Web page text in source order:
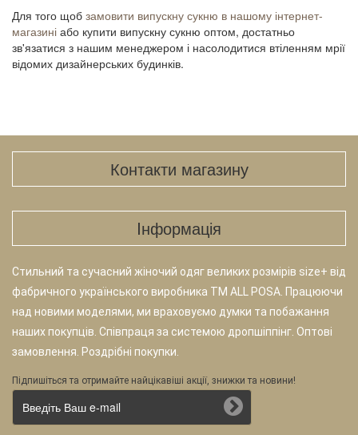
Для того щоб замовити випускну сукню в нашому інтернет-
магазині або купити випускну сукню оптом, достатньо
зв'язатися з нашим менеджером і насолодитися втіленням мрії
відомих дизайнерських будинків.
Контакти магазину
Iнформація
Стильний та сучасний жіночий одяг великих розмірів size+ від
фабричного українського виробника TM ALL POSA. Працюючи
над новими моделями, ми враховуємо думки та побажання
наших покупців. Співпраця за системою дропшіппінг. Оптові
замовлення. Роздрібні покупки.
Підпишіться та отримайте найцікавіші акції, знижки та новини!